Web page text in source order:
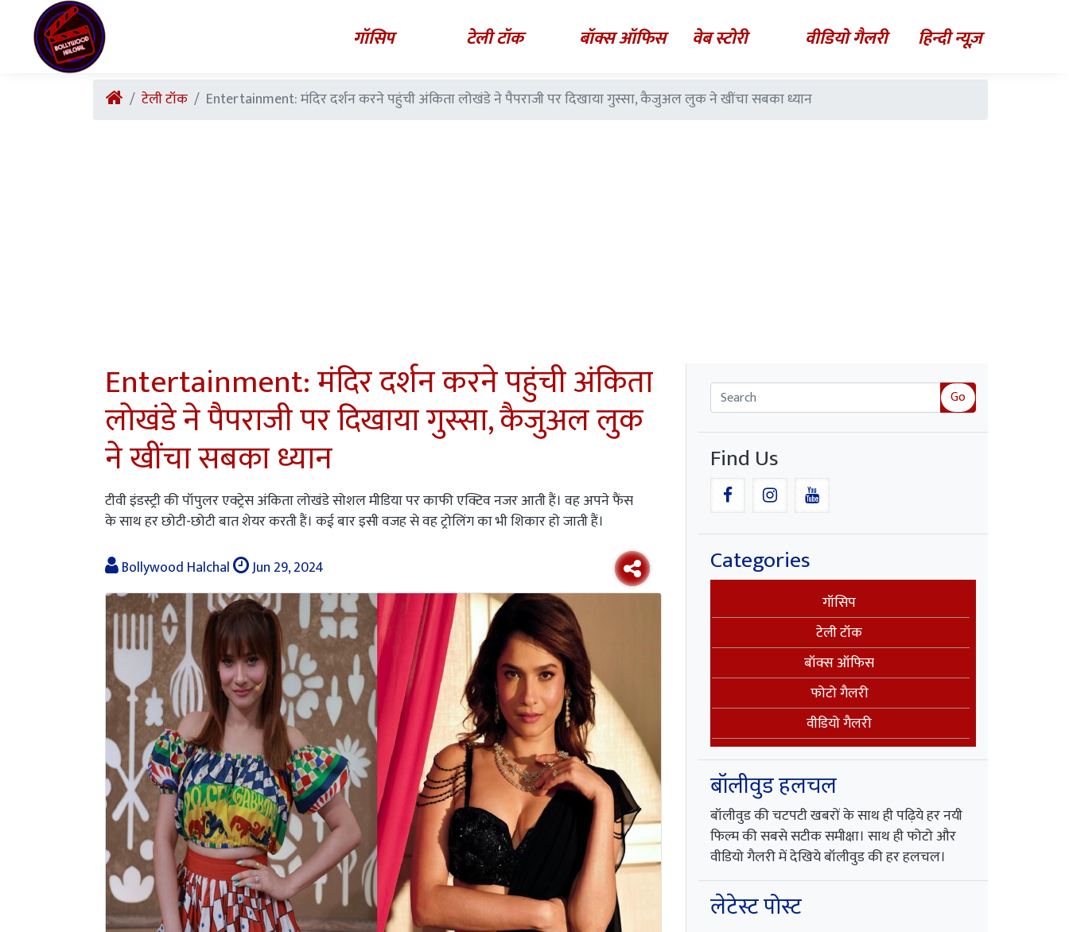
गॉसिप टेली टॉक बॉक्स ऑफिस वेब स्टोरी वीडियो गैलरी हिन्दी न्यूज़
टेली टॉक Entertainment: मंदिर दर्शन करने पहुंची अंकिता लोखंडे ने पैपराजी पर दिखाया गुस्सा, कैजुअल लुक ने खींचा सबका ध्यान
Entertainment: मंदिर दर्शन करने पहुंची अंकिता
लोखंडे ने पैपराजी पर दिखाया गुस्सा, कैजुअल लुक
ने खींचा सबका ध्यान
टीवी इंडस्ट्री की पॉपुलर एक्ट्रेस अंकिता लोखंडे सोशल मीडिया पर काफी एक्टिव नजर आती हैं। वह अपने फैंस
के साथ हर छोटी-छोटी बात शेयर करती हैं। कई बार इसी वजह से वह ट्रोलिंग का भी शिकार हो जाती हैं।
Bollywood Halchal
Jun 29, 2024
Go
Find Us
Categories
गॉसिप
टेली टॉक
बॉक्स ऑफिस
फोटो गैलरी
वीडियो गैलरी
बॉलीवुड हलचल
बॉलीवुड की चटपटी खबरों के साथ ही पढ़िये हर नयी
फिल्म की सबसे सटीक समीक्षा। साथ ही फोटो और
वीडियो गैलरी में देखिये बॉलीवुड की हर हलचल।
लेटेस्ट पोस्ट